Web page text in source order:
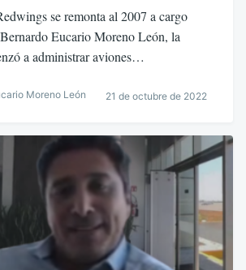
se remonta al 2007 a cargo
Eucario Moreno León, la
a administrar aviones…
Moreno León 21 de octubre de 2022